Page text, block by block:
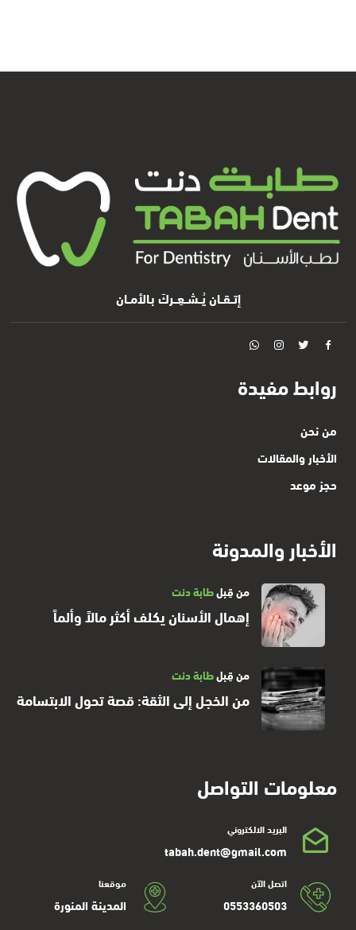
إتــقــان يُــشــعِــركَ بـالأمــان
روابط مفيدة
من نحن
الأخبار والمقالات
حجز موعد
الأخبار والمدونة
من قِبلطابة دنت
إهمال الأسنان يكلف أكثر مالاً وألماً
من قِبلطابة دنت
من الخجل إلى الثقة: قصة تحول الابتسامة
معلومات التواصل
البريد الالكتروني
tabah.dent@gmail.com
اتصل الآن
0553360503
موقعنا
المدينة المنورة